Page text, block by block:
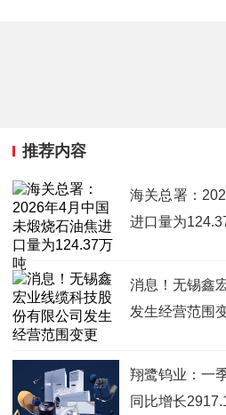
推荐内容
海关总署：
进口量为
消息！无锡鑫
发生经营范围
翔鹭钨业：一
同比增长